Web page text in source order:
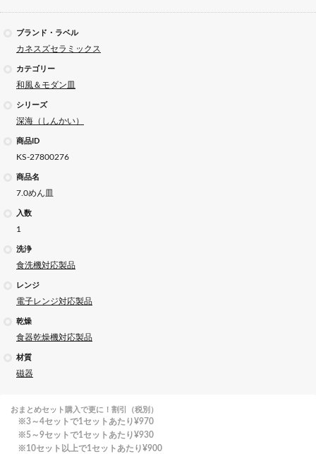
ブランド・ラベル
カネスズセラミックス
カテゴリー
和風＆モダン皿
シリーズ
深海（しんかい）
商品ID
KS-27800276
商品名
7.0めん皿
入数
1
洗浄
食洗機対応製品
レンジ
電子レンジ対応製品
乾燥
食器乾燥機対応製品
材質
磁器
おまとめセット購入で更に！割引（税別）
3～4セットで1セットあたり¥970
5～9セットで1セットあたり¥930
10セット以上で1セットあたり¥900